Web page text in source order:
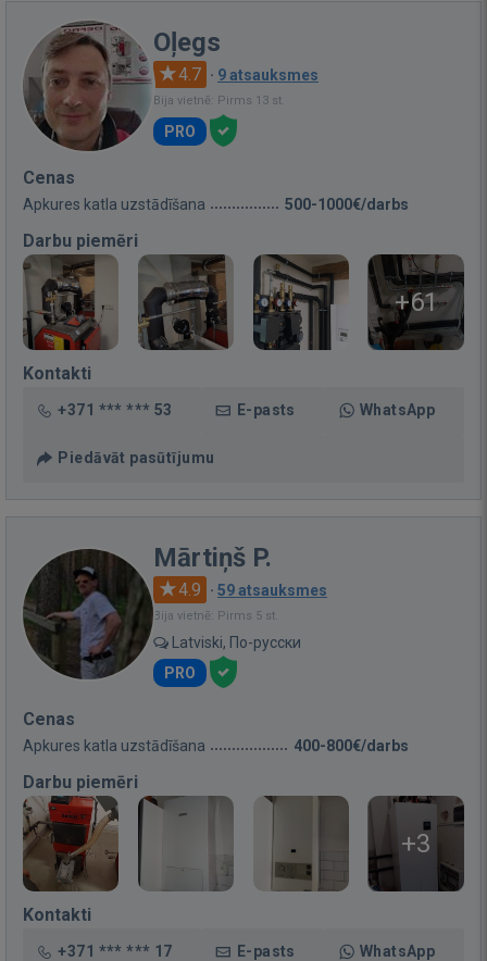
Oļegs
4.7 · 9 atsauksmes
Bija vietnē: Pirms 13 st.
PRO
Cenas
Apkures katla uzstādīšana 500-1000€/darbs
Darbu piemēri
+61
Kontakti
+371 *** *** 53 E-pasts WhatsApp
Piedāvāt pasūtījumu
Mārtiņš P.
4.9 · 59 atsauksmes
Bija vietnē: Pirms 5 st.
Latviski, По-русски
PRO
Cenas
Apkures katla uzstādīšana 400-800€/darbs
Darbu piemēri
+3
Kontakti
+371 *** *** 17 E-pasts WhatsApp